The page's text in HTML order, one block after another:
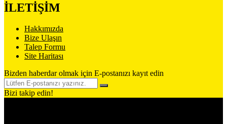
İLETİŞİM
Hakkımızda
Bize Ulaşın
Talep Formu
Site Haritası
Bizden haberdar olmak için E-postanızı kayıt edin
Bizi takip edin!